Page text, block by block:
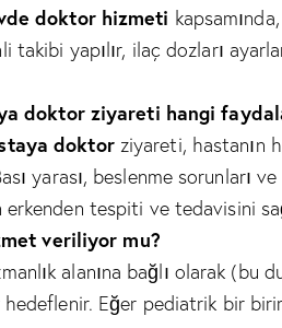
doktor hizmeti
takibi yapılır, ilaç dozları
doktor ziyareti hangi
doktorziyareti, hastanın
yarası, beslenme
erkenden tespiti ve tedavisini
veriliyor mu?
alanına bağlı olarak (bu
Eğer pediatrik bir